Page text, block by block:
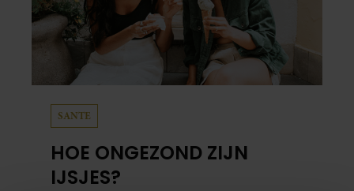
SANTE
HOE ONGEZOND ZIJN
IJSJES?